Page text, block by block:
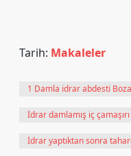
Tarih: Makaleler
1 Damla idrar abdesti
İdrar damlamış iç çamaşırı
İdrar yaptıktan sonra